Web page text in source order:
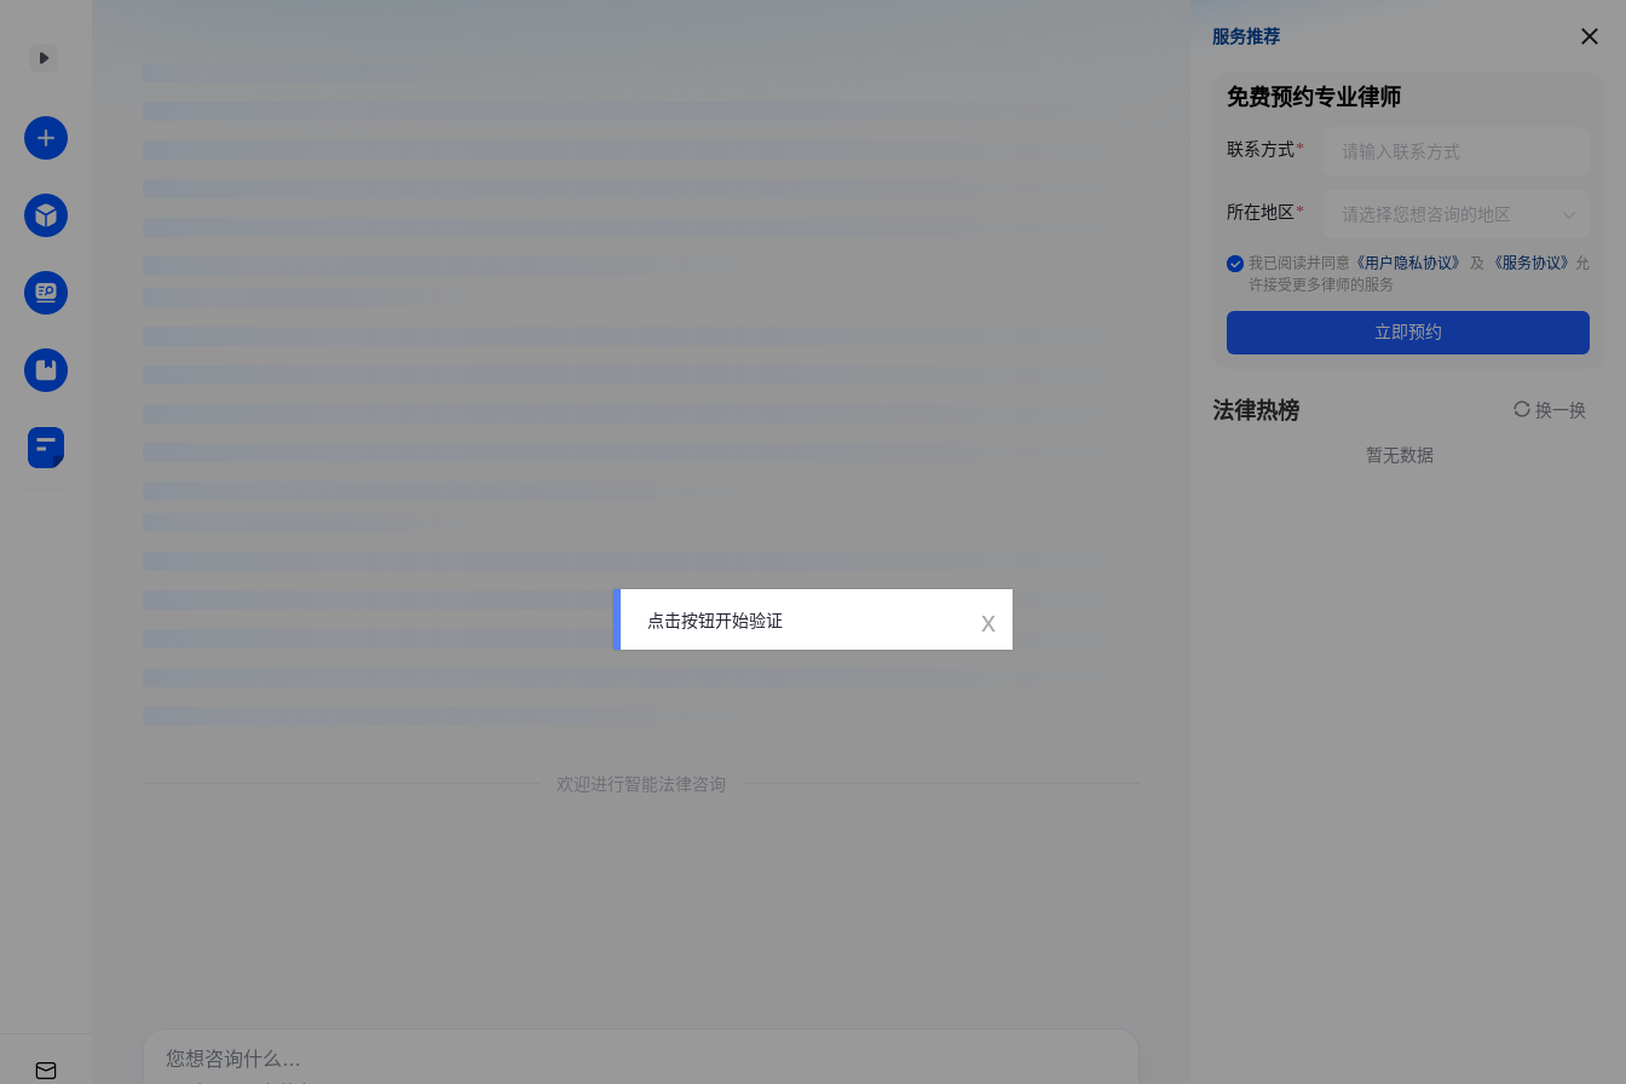
欢迎进行智能法律咨询
服务推荐
服务推荐
免费预约专业律师
联系方式
所在地区
我已阅读并同意 《用户隐私协议》 及 《服务协议》 允
许接受更多律师的服务
立即预约
法律热榜 换一换
暂无数据
点击按钮开始验证 x